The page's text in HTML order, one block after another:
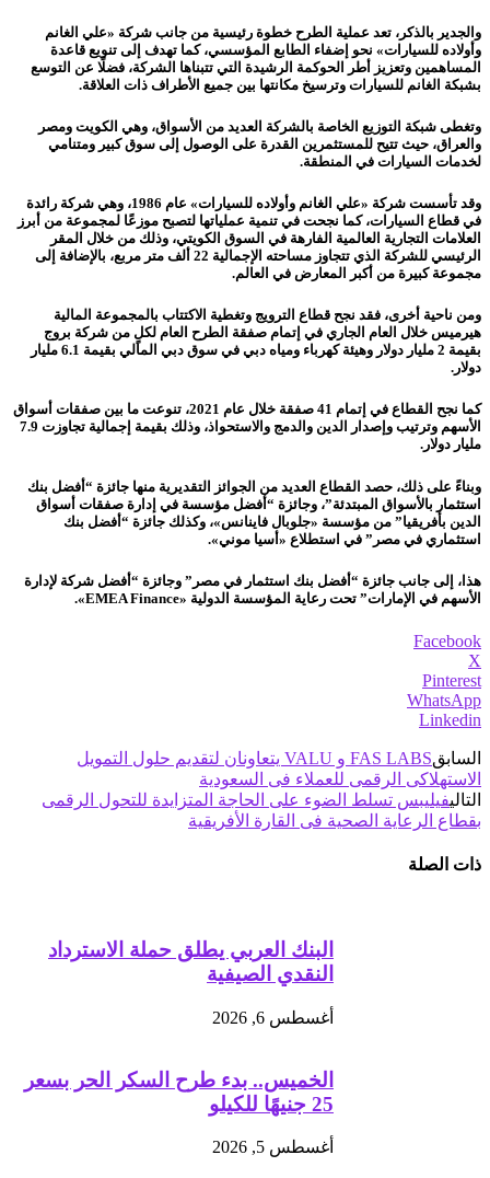
والجدير بالذكر، تعد عملية الطرح خطوة رئيسية من جانب شركة «علي الغانم
وأولاده للسيارات» نحو إضفاء الطابع المؤسسي، كما تهدف إلى تنويع قاعدة
المساهمين وتعزيز أطر الحوكمة الرشيدة التي تتبناها الشركة، فضلًا عن التوسع
بشبكة الغانم للسيارات وترسيخ مكانتها بين جميع الأطراف ذات العلاقة.
وتغطى شبكة التوزيع الخاصة بالشركة العديد من الأسواق، وهي الكويت ومصر
والعراق، حيث تتيح للمستثمرين القدرة على الوصول إلى سوق كبير ومتنامي
لخدمات السيارات في المنطقة.
وقد تأسست شركة «علي الغانم وأولاده للسيارات» عام 1986، وهي شركة رائدة
في قطاع السيارات، كما نجحت في تنمية عملياتها لتصبح موزعًا لمجموعة من أبرز
العلامات التجارية العالمية الفارهة في السوق الكويتي، وذلك من خلال المقر
الرئيسي للشركة الذي تتجاوز مساحته الإجمالية 22 ألف متر مربع، بالإضافة إلى
مجموعة كبيرة من أكبر المعارض في العالم.
ومن ناحية أخرى، فقد نجح قطاع الترويج وتغطية الاكتتاب بالمجموعة المالية
هيرميس خلال العام الجاري في إتمام صفقة الطرح العام لكلٍ من شركة بروج
بقيمة 2 مليار دولار وهيئة كهرباء ومياه دبي في سوق دبي المالي بقيمة 6.1 مليار
دولار.
كما نجح القطاع في إتمام 41 صفقة خلال عام 2021، تنوعت ما بين صفقات أسواق
الأسهم وترتيب وإصدار الدين والدمج والاستحواذ، وذلك بقيمة إجمالية تجاوزت 7.9
مليار دولار.
وبناءً على ذلك، حصد القطاع العديد من الجوائز التقديرية منها جائزة “أفضل بنك
استثمار بالأسواق المبتدئة”، وجائزة “أفضل مؤسسة في إدارة صفقات أسواق
الدين بأفريقيا” من مؤسسة «جلوبال فاينانس»، وكذلك جائزة “أفضل بنك
استثماري في مصر” في استطلاع «أسيا موني».
هذا، إلى جانب جائزة “أفضل بنك استثمار في مصر” وجائزة “أفضل شركة لإدارة
الأسهم في الإمارات” تحت رعاية المؤسسة الدولية «EMEA Finance».
Facebook
X
Pinterest
WhatsApp
Linkedin
السابق
FAS LABS و VALU يتعاونان لتقديم حلول التمويل
الاستهلاكى الرقمى للعملاء فى السعودية
التاليفيليبس تسلط الضوء على الحاجة المتزايدة للتحول الرقمى
بقطاع الرعاية الصحية فى القارة الأفريقية
ذات الصلة
البنك العربي يطلق حملة الاسترداد
النقدي الصيفية
أغسطس 6, 2026
الخميس.. بدء طرح السكر الحر بسعر
25 جنيهًا للكيلو
أغسطس 5, 2026